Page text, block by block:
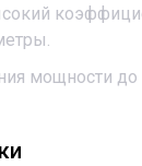
мощности